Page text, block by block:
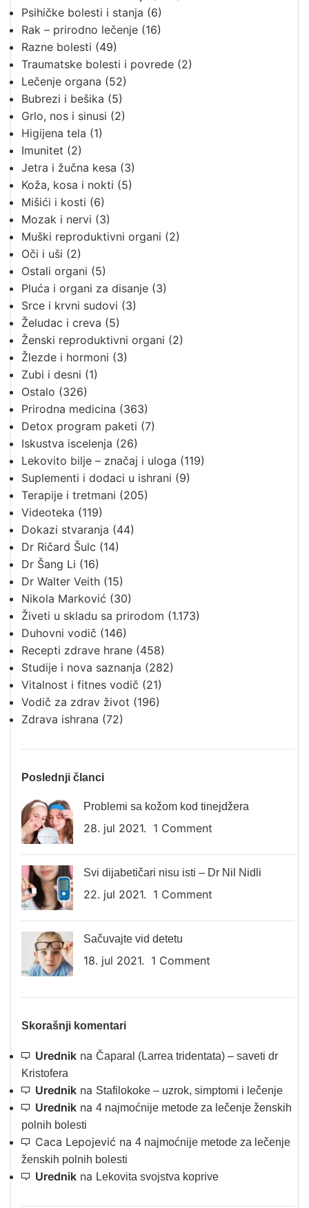
Psihičke bolesti i stanja (6)
Rak – prirodno lečenje (16)
Razne bolesti (49)
Traumatske bolesti i povrede (2)
Lečenje organa (52)
Bubrezi i bešika (5)
Grlo, nos i sinusi (2)
Higijena tela (1)
Imunitet (2)
Jetra i žučna kesa (3)
Koža, kosa i nokti (5)
Mišići i kosti (6)
Mozak i nervi (3)
Muški reproduktivni organi (2)
Oči i uši (2)
Ostali organi (5)
Pluća i organi za disanje (3)
Srce i krvni sudovi (3)
Želudac i creva (5)
Ženski reproduktivni organi (2)
Žlezde i hormoni (3)
Zubi i desni (1)
Ostalo (326)
Prirodna medicina (363)
Detox program paketi (7)
Iskustva iscelenja (26)
Lekovito bilje – značaj i uloga (119)
Suplementi i dodaci u ishrani (9)
Terapije i tretmani (205)
Videoteka (119)
Dokazi stvaranja (44)
Dr Ričard Šulc (14)
Dr Šang Li (16)
Dr Walter Veith (15)
Nikola Marković (30)
Živeti u skladu sa prirodom (1.173)
Duhovni vodič (146)
Recepti zdrave hrane (458)
Studije i nova saznanja (282)
Vitalnost i fitnes vodič (21)
Vodič za zdrav život (196)
Zdrava ishrana (72)
Poslednji članci
Problemi sa kožom kod tinejdžera
28. jul 2021. 1 Comment
Svi dijabetičari nisu isti – Dr Nil Nidli
22. jul 2021. 1 Comment
Sačuvajte vid detetu
18. jul 2021. 1 Comment
Skorašnji komentari
Urednik na Čaparal (Larrea tridentata) – saveti dr
Kristofera
Urednik na Stafilokoke – uzrok, simptomi i lečenje
Urednik na 4 najmoćnije metode za lečenje ženskih
polnih bolesti
Caca Lepojević na 4 najmoćnije metode za lečenje
ženskih polnih bolesti
Urednik na Lekovita svojstva koprive